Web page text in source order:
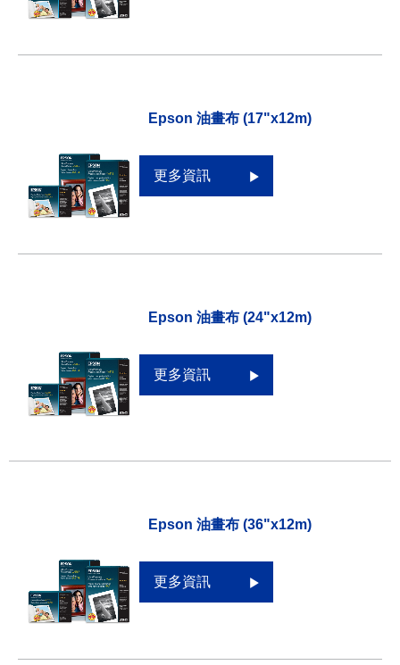
Epson 油畫布 (17"x12m)
更多資訊
Epson 油畫布 (24"x12m)
更多資訊
Epson 油畫布 (36"x12m)
更多資訊